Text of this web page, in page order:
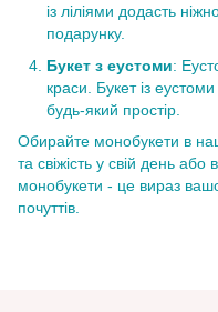
із ліліями додасть
подарунку.
Букет з еустоми:
краси. Букет із
будь-який простір.
Обирайте монобукети в
та свіжість у свій день
монобукети - це вираз
почуттів.